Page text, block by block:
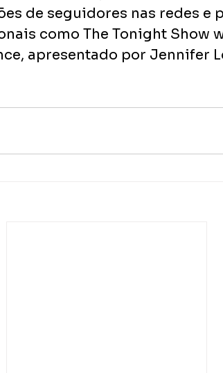
de seguidores nas redes e
como The Tonight Show
apresentado por Jennifer